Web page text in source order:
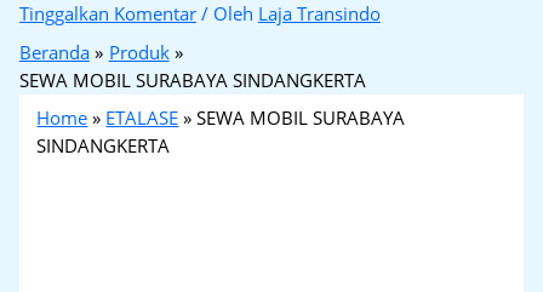
Tinggalkan Komentar / Oleh Laja Transindo
Beranda
Produk
SEWA MOBIL SURABAYA SINDANGKERTA
Home » ETALASE »SEWA MOBIL SURABAYA
SINDANGKERTA